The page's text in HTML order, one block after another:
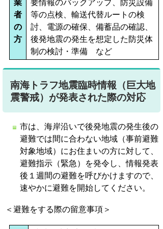
業
者
の
方
要情報のバックアップ、防災設備
等の点検、輸送代替ルートの検
討、電源の確保、備蓄品の確認、
後発地震の発生を想定した防災体
制の検討・準備 など
南海トラフ地震臨時情報（巨大地
震警戒）が発表された際の対応
市は、海岸沿いで後発地震の発生後の
避難では間に合わない地域（事前避難
対象地域）にお住まいの方に対して、
避難指示（緊急）を発令し、情報発表
後１週間の避難を呼びかけますので、
速やかに避難を開始してください。
＜避難をする際の留意事項＞